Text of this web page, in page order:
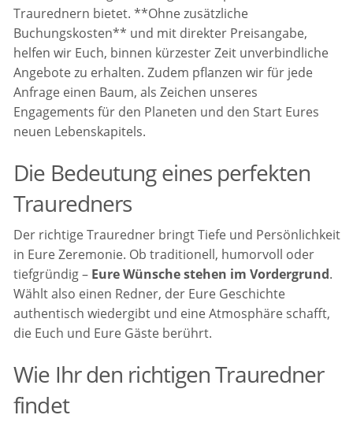
Traurednern bietet. **Ohne zusätzliche
Buchungskosten** und mit direkter Preisangabe,
helfen wir Euch, binnen kürzester Zeit unverbindliche
Angebote zu erhalten. Zudem pflanzen wir für jede
Anfrage einen Baum, als Zeichen unseres
Engagements für den Planeten und den Start Eures
neuen Lebenskapitels.
Die Bedeutung eines perfekten
Trauredners
Der richtige Trauredner bringt Tiefe und Persönlichkeit
in Eure Zeremonie. Ob traditionell, humorvoll oder
tiefgründig – Eure Wünsche stehen im Vordergrund.
Wählt also einen Redner, der Eure Geschichte
authentisch wiedergibt und eine Atmosphäre schafft,
die Euch und Eure Gäste berührt.
Wie Ihr den richtigen Trauredner
findet